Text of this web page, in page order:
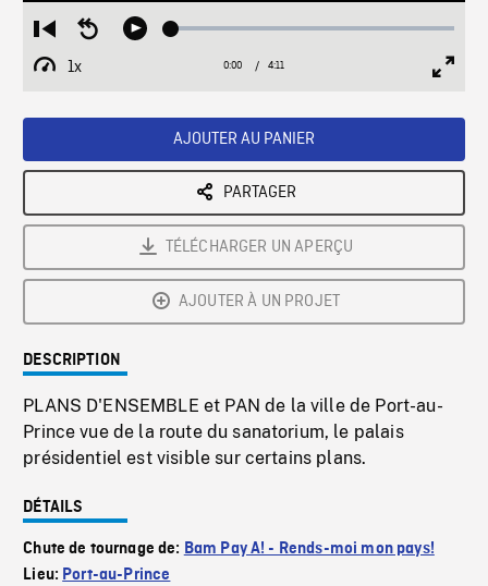
Restart
from
beginning
Seek
Play Loaded:
1x
Playback
Current
0:00 / Duration
4:11
AJOUTER AU PANIER
PARTAGER
TÉLÉCHARGER UN APERÇU
AJOUTER À UN PROJET
DESCRIPTION
PLANS D'ENSEMBLE et PAN de la ville de Port-au-
Prince vue de la route du sanatorium, le palais
présidentiel est visible sur certains plans.
DÉTAILS
Chute de tournage de: Bam Pay A! - Rends-moi mon pays!
Lieu: Port-au-Prince